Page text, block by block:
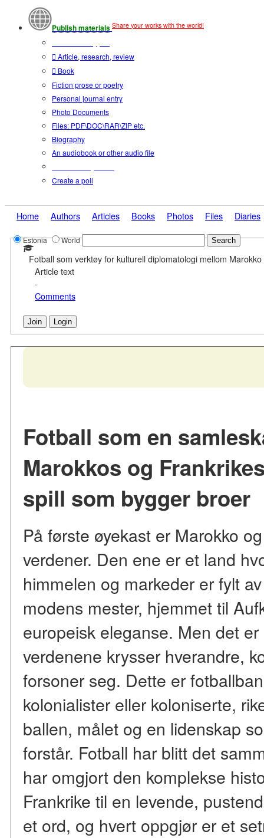
Publish materials Share your works with the world!
Article, research, review
Book
Fiction prose or poetry
Personal journal entry
Photo Documents
Files: PDF\DOC\RAR\ZIP etc.
Biography
An audiobook or other audio file
Create a poll
Estonia World
Home Authors Articles Books Photos Files Diaries
Fotball som verktøy for kulturell diplomatologi mellom
Article text
·
Comments
Join Login
Fotball som en
Marokkos og
spill som bygger broer
På første øyekast er Marokko
verdener. Den ene er et land
himmelen og markeder er fylt
modens mester, hjemmet til
europeisk eleganse. Men det
verdenene krysser hverandre,
forsoner seg. Dette er
kolonialister eller koloniserte,
ballen, målet og en lidenskap
forstår. Fotball har blitt det
har omgjort den komplekse
Frankrike til en levende,
et ord, og hvert oppgjør er et